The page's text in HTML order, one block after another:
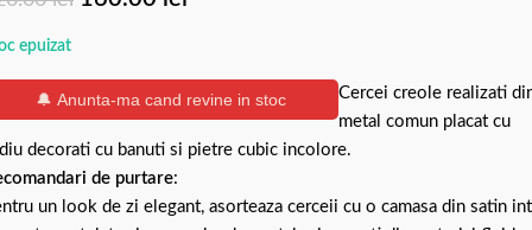
epuizat
🔔 Anunta-ma cand revine in stoc
Cercei creole realizati
metal comun placat cu
decorati cu banuti si pietre cubic incolore.
de purtare:
un look de zi elegant, asorteaza cerceii cu o camasa din satin